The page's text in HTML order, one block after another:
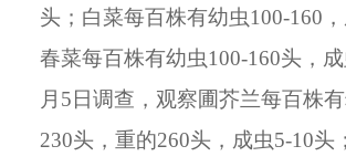
头；白菜每百株有幼虫100-160，
春菜每百株有幼虫100-160头，
月5日调查，观察圃芥兰每百株
230头，重的260头，成虫5-10头